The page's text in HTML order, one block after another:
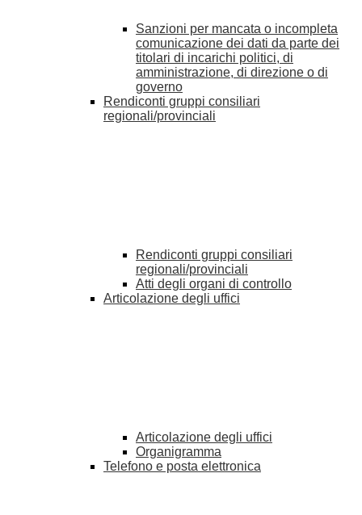
Sanzioni per mancata o incompleta
comunicazione dei dati da parte dei
titolari di incarichi politici, di
amministrazione, di direzione o di
governo
Rendiconti gruppi consiliari
regionali/provinciali
Rendiconti gruppi consiliari
regionali/provinciali
Atti degli organi di controllo
Articolazione degli uffici
Articolazione degli uffici
Organigramma
Telefono e posta elettronica